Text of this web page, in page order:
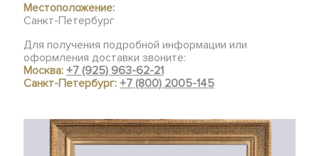
Местоположение:
Санкт-Петербург
Для получения подробной информации или
оформления доставки звоните:
Москва:+7 (925) 963-62-21
Санкт-Петербург:+7 (800) 2005-145